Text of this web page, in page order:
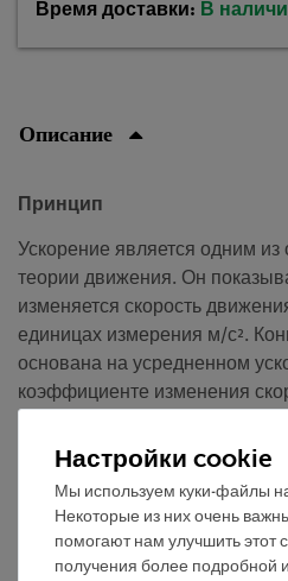
Время доставки: В
Описание
Принцип
Ускорение является одним
теории движения. Он
изменяется скорость
единицах измерения м/с².
основана на усредненном
коэффициенте изменения
Преимущества
Бесплатное
обеспечение
устройств и всех
Настройки cookie
Мы используем куки-файлы
Некоторые из них очень
помогают нам улучшить этот
получения более подробной